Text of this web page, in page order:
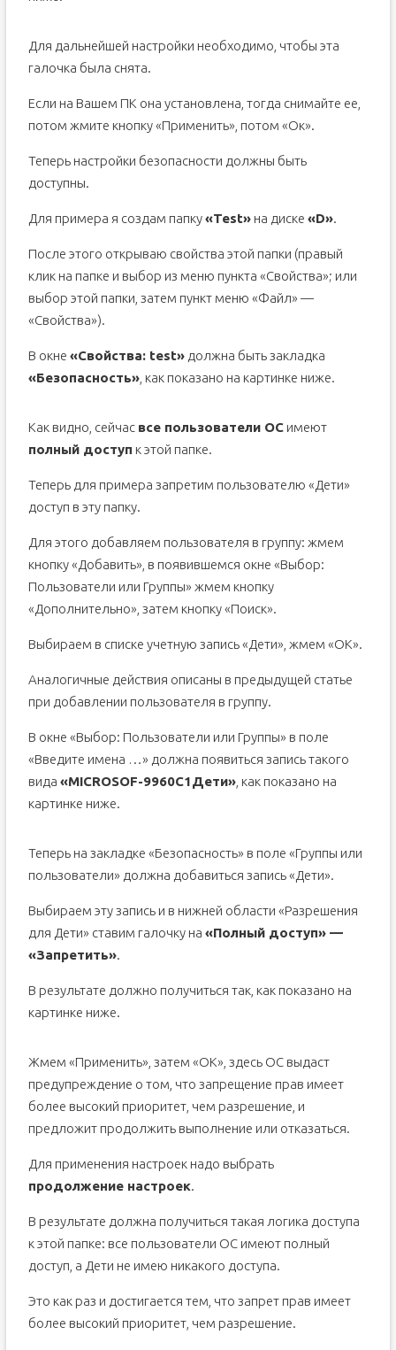
Для дальнейшей настройки необходимо, чтобы эта
галочка была снята.
Если на Вашем ПК она установлена, тогда снимайте ее,
потом жмите кнопку «Применить», потом «Ок».
Теперь настройки безопасности должны быть
доступны.
Для примера я создам папку«Test»на диске «D».
После этого открываю свойства этой папки (правый
клик на папке и выбор из меню пункта «Свойства»; или
выбор этой папки, затем пункт меню «Файл» —
«Свойства»).
В окне «Свойства: test»должна быть закладка
«Безопасность», как показано на картинке ниже.
Как видно, сейчас все пользователи ОСимеют
полный доступ к этой папке.
Теперь для примера запретим пользователю «Дети»
доступ в эту папку.
Для этого добавляем пользователя в группу: жмем
кнопку «Добавить», в появившемся окне «Выбор:
Пользователи или Группы» жмем кнопку
«Дополнительно», затем кнопку «Поиск».
Выбираем в списке учетную запись «Дети», жмем «ОК».
Аналогичные действия описаны в предыдущей статье
при добавлении пользователя в группу.
В окне «Выбор: Пользователи или Группы» в поле
«Введите имена …» должна появиться запись такого
вида «MICROSOF-9960C1Дети», как показано на
картинке ниже.
Теперь на закладке «Безопасность» в поле «Группы или
пользователи» должна добавиться запись «Дети».
Выбираем эту запись и в нижней области «Разрешения
для Дети» ставим галочку на «Полный доступ» —
«Запретить».
В результате должно получиться так, как показано на
картинке ниже.
Жмем «Применить», затем «ОК», здесь ОС выдаст
предупреждение о том, что запрещение прав имеет
более высокий приоритет, чем разрешение, и
предложит продолжить выполнение или отказаться.
Для применения настроек надо выбрать
продолжение настроек.
В результате должна получиться такая логика доступа
к этой папке: все пользователи ОС имеют полный
доступ, а Дети не имею никакого доступа.
Это как раз и достигается тем, что запрет прав имеет
более высокий приоритет, чем разрешение.